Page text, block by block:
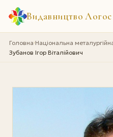
Видавництво Логос
Головна›Національна
Зубанов Ігор Віталійович